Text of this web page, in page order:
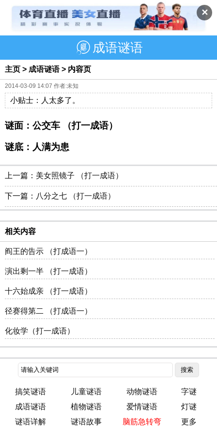
✕
成语谜语
主页 > 成语谜语> 内容页
2014-03-09 14:07 作者:未知
小贴士：人太多了。
谜面：公交车 （打一成语）
谜底：人满为患
上一篇： 美女照镜子 （打一成语）
下一篇： 八分之七 （打一成语）
相关内容
阎王的告示 （打成语一）
演出剩一半 （打一成语）
十六始成亲 （打一成语）
径赛得第二 （打成语一）
化妆学（打一成语）
搞笑谜语 儿童谜语 动物谜语
字谜
成语谜语
植物谜语 爱情谜语
灯谜
谜语详解
谜语故事 脑筋急转弯 更多